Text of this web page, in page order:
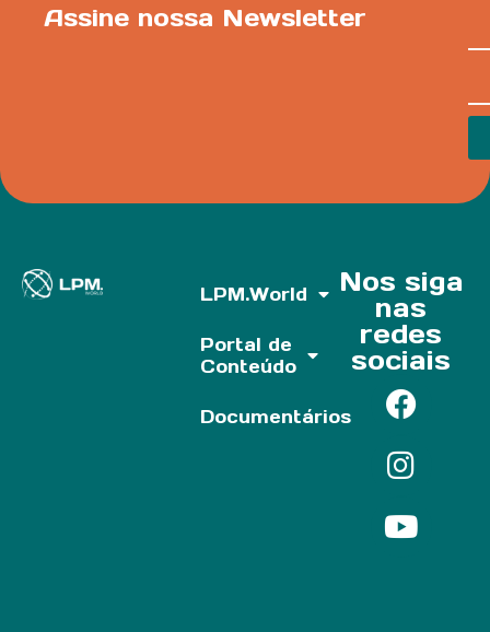
Assine nossa Newsletter
LPM.World
Portal de
Conteúdo
Documentários
Nos siga
nas
redes
sociais